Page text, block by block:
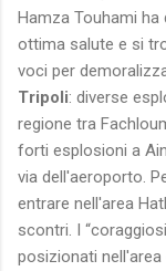
Hamza Touhami ha
ottima salute e si
voci per
Tripoli: diverse
regione tra
forti esplosioni a
via dell'aeroporto.
entrare nell'area
scontri. I
posizionati nell'area